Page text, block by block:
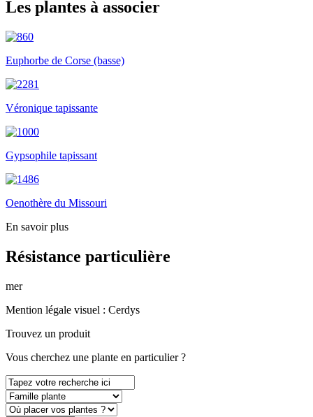
Les plantes à associer
Euphorbe de Corse (basse)
Véronique tapissante
Gypsophile tapissant
Oenothère du Missouri
En savoir plus
Résistance particulière
mer
Mention légale visuel : Cerdys
Trouvez un produit
Vous cherchez une plante en particulier ?